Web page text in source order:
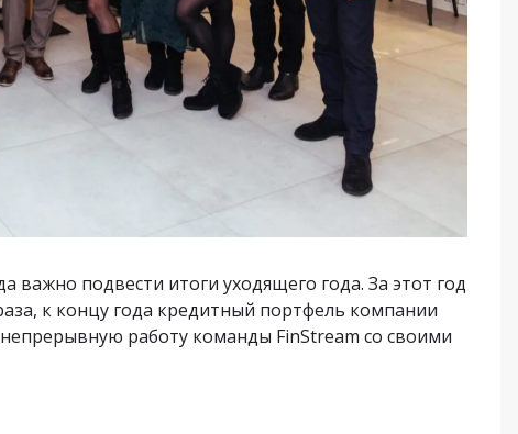
подвести итоги уходящего года. За этот год
к концу года кредитный портфель компании
работу команды FinStream со своими